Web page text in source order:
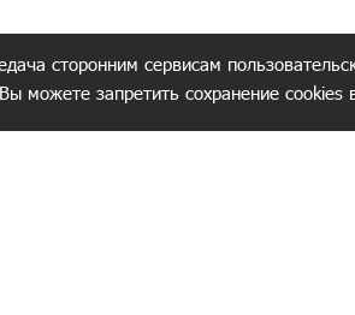
сторонним сервисам
можете запретить сохранение cookies